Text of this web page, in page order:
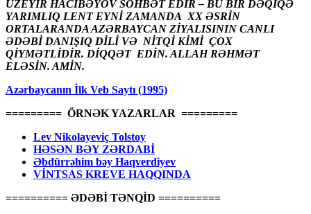
ÜZEYİR HACIBƏYOV SÖHBƏT EDİR – BU BİR DƏQİQƏ
YARIMLIQ LENT EYNİ ZAMANDA XX ƏSRİN
ORTALARANDA AZƏRBAYCAN ZİYALISININ CANLI
ƏDƏBİ DANIŞIQ DİLİ VƏ NİTQİ KİMİ ÇOX
QİYMƏTLİDİR. DİQQƏT EDİN. ALLAH RƏHMƏT
ELƏSİN. AMİN.
Azərbaycanın İlk Veb Saytı (1995)
========= ÖRNƏK YAZARLAR =========
Lev Nikolayeviç Tolstoy
HƏSƏN BƏY ZƏRDABİ
Əbdürrəhim bəy Haqverdiyev
VİNTSAS KREVE HAQQINDA
========== ƏDƏBİ TƏNQİD ==========